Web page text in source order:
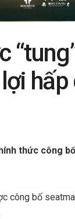
hấp
thức công
công bố